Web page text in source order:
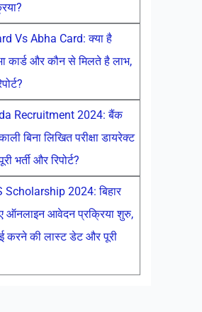
Vs Abha Card: क्या है
कार्ड और कौन से मिलते है लाभ,
Recruitment 2024: बैंक
बिना लिखित परीक्षा डायरेक्ट
भर्ती और रिपोर्ट?
2024: बिहार
ऑनलाइन आवेदन प्रक्रिया शुरु,
करने की लास्ट डेट और पूरी